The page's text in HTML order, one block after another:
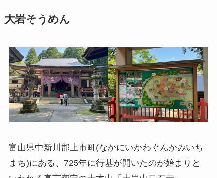
大岩そうめん
富山県中新川郡上市町(なかにいかわぐんかみいち
まち)にある、725年に行基が開いたのが始まりと